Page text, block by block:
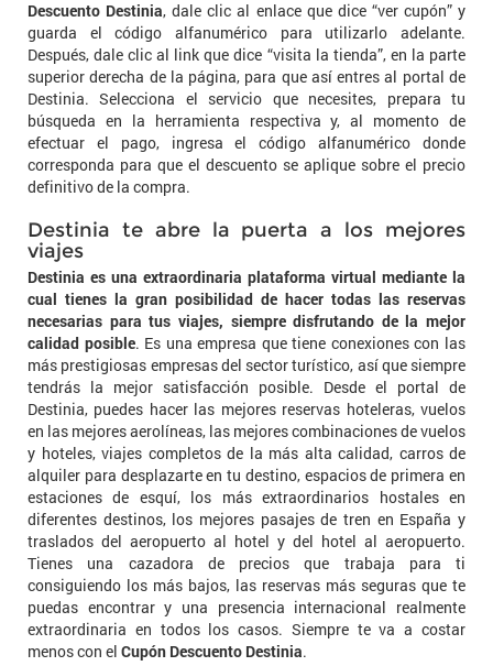
Descuento Destinia, dale clic al enlace que dice “ver cupón” y
guarda el código alfanumérico para utilizarlo adelante.
Después, dale clic al link que dice “visita la tienda”, en la parte
superior derecha de la página, para que así entres al portal de
Destinia. Selecciona el servicio que necesites, prepara tu
búsqueda en la herramienta respectiva y, al momento de
efectuar el pago, ingresa el código alfanumérico donde
corresponda para que el descuento se aplique sobre el precio
definitivo de la compra.
Destinia te abre la puerta a los mejores
viajes
Destinia es una extraordinaria plataforma virtual mediante la
cual tienes la gran posibilidad de hacer todas las reservas
necesarias para tus viajes, siempre disfrutando de la mejor
calidad posible. Es una empresa que tiene conexiones con las
más prestigiosas empresas del sector turístico, así que siempre
tendrás la mejor satisfacción posible. Desde el portal de
Destinia, puedes hacer las mejores reservas hoteleras, vuelos
en las mejores aerolíneas, las mejores combinaciones de vuelos
y hoteles, viajes completos de la más alta calidad, carros de
alquiler para desplazarte en tu destino, espacios de primera en
estaciones de esquí, los más extraordinarios hostales en
diferentes destinos, los mejores pasajes de tren en España y
traslados del aeropuerto al hotel y del hotel al aeropuerto.
Tienes una cazadora de precios que trabaja para ti
consiguiendo los más bajos, las reservas más seguras que te
puedas encontrar y una presencia internacional realmente
extraordinaria en todos los casos. Siempre te va a costar
menos con el Cupón Descuento Destinia.